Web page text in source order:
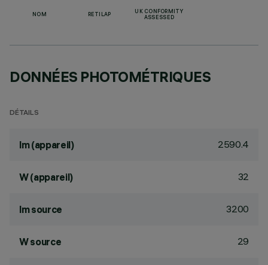
NOM RETILAP
UK CONFORMITY
ASSESSED
DONNÉES PHOTOMÉTRIQUES
DÉTAILS
lm (appareil) 2590.4
W (appareil) 32
lm source 3200
W source 29